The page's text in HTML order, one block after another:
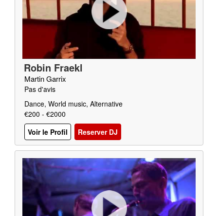
Robin Fraekl
Martin Garrix
Pas d'avis
Dance, World music, Alternative
€200 - €2000
Voir le Profil
Reserver DJ